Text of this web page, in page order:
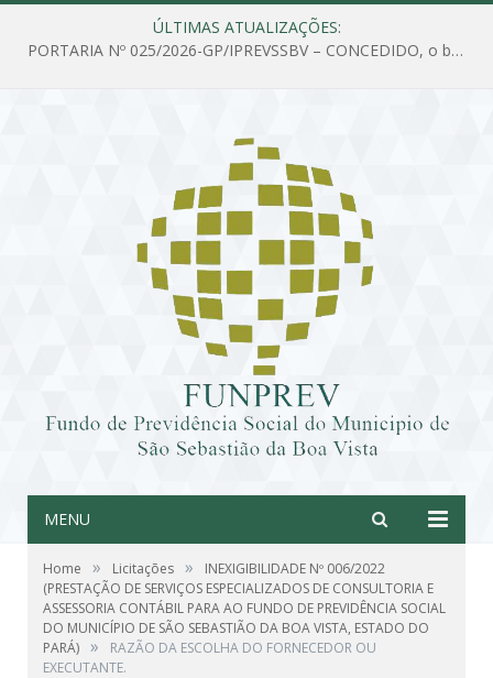
ÚLTIMAS ATUALIZAÇÕES:
PORTARIA Nº 025/2026-GP/IPREVSSBV – CONCEDIDO, o benefício de PENSÃO a MARIA ESTELA DOS SANTOS SOUZA
MENU
Home » Licitações »
INEXIGIBILIDADE Nº 006/2022
(PRESTAÇÃO DE SERVIÇOS ESPECIALIZADOS DE CONSULTORIA E
ASSESSORIA CONTÁBIL PARA AO FUNDO DE PREVIDÊNCIA SOCIAL
DO MUNICÍPIO DE SÃO SEBASTIÃO DA BOA VISTA, ESTADO DO
PARÁ) »
RAZÃO DA ESCOLHA DO FORNECEDOR OU
EXECUTANTE.